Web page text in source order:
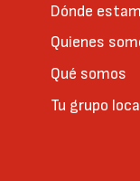
Dónde
Quienes
Qué somos
Tu grupo